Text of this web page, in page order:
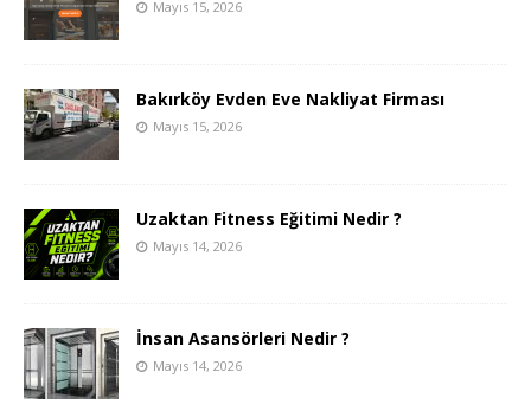
Mayıs 15, 2026
Bakırköy Evden Eve Nakliyat Firması
Mayıs 15, 2026
Uzaktan Fitness Eğitimi Nedir ?
Mayıs 14, 2026
İnsan Asansörleri Nedir ?
Mayıs 14, 2026